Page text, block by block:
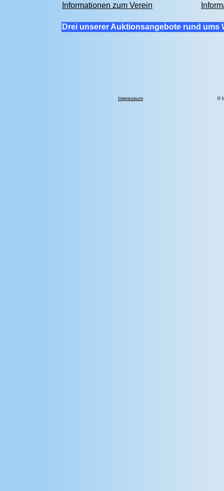
Informationen zum Verein
Drei unserer Auktionsangebote rund ums
Impressum ©